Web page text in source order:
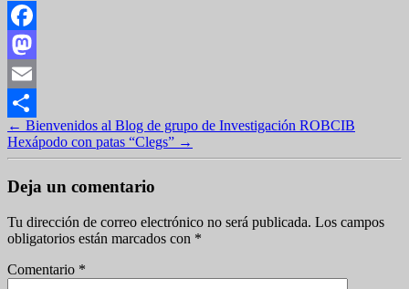
Facebook
Mastodon
Email
Compartir
← Bienvenidos al Blog de grupo de Investigación ROBCIB
Hexápodo con patas “Clegs” →
Deja un comentario
Tu dirección de correo electrónico no será publicada. Los campos
obligatorios están marcados con *
Comentario *